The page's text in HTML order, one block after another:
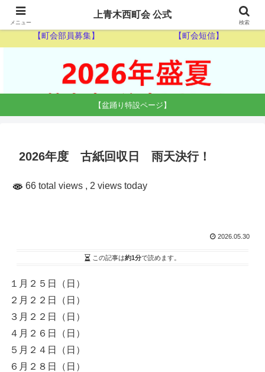
【ゴミ収集カレンダー】 【休日当番医】
【町会部員募集】 【町会短信】
【盆踊り特設ページ】
2026年度 古紙回収日 雨天決行！
66 total views , 2 views today
2026.05.30
この記事は約1分で読めます。
１月２５日（日）
２月２２日（日）
３月２２日（日）
４月２６日（日）
５月２４日（日）
６月２８日（日）
メニュー
上青木西町会 公式
検索